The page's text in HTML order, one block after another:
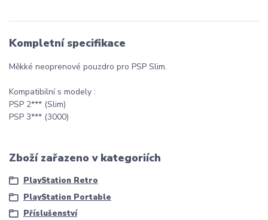
Kompletní specifikace
Měkké neoprenové pouzdro pro PSP Slim.
Kompatibilní s modely :
PSP 2*** (Slim)
PSP 3*** (3000)
Zboží zařazeno v kategoriích
PlayStation Retro
PlayStation Portable
Příslušenství